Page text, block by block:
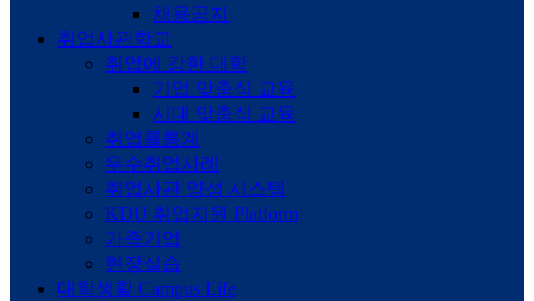
채용공지
취업사관학교
취업에 강한 대학
기업 맞춤식 교육
시대 맞춤식 교육
취업률통계
우수취업사례
취업사관 양성 시스템
KDU 취업지원 Platform
가족기업
현장실습
대학생활 Campus Life